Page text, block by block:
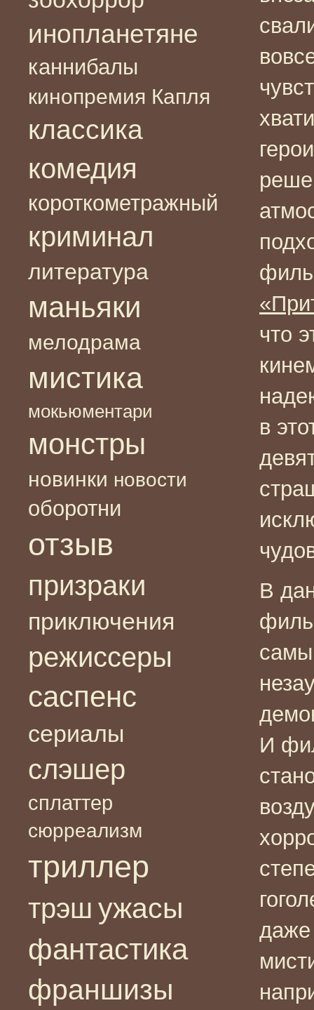
инопланетяне
каннибалы
кинопремия Капля
классика
комедия
короткометражный
криминал
литература
маньяки
мелодрама
мистика
мокьюментари
монстры
новинки новости
оборотни
отзыв
призраки
приключения
режиссеры
саспенс
сериалы
слэшер
сплаттер
сюрреализм
триллер
трэш ужасы
фантастика
франшизы
что
в
В
И
даже